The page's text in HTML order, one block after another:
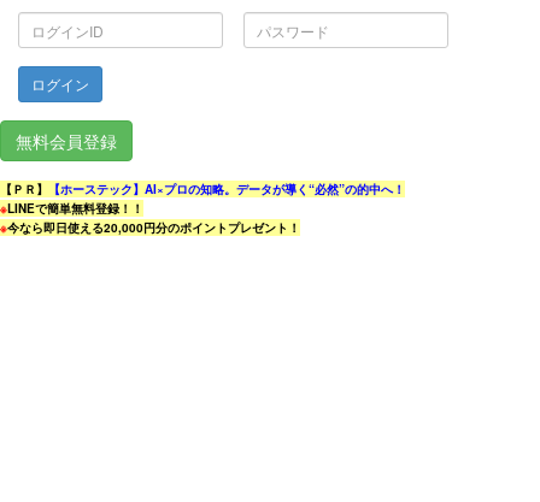
ロ
イ
ン
ID
パ
ス
ワ
無料会員登録
【ＰＲ】
【ホーステック】AI×プロの知略。データが導く“必然”の的中へ！
※LINEで簡単無料登録！！
※今なら即日使える20,000円分のポイントプレゼント！